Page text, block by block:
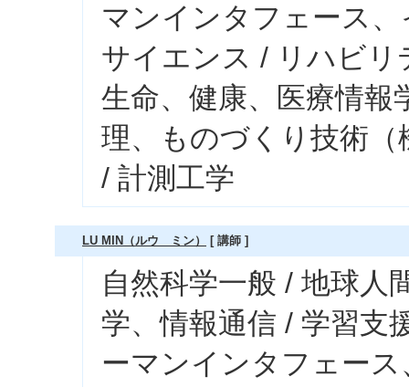
マンインタフェース
サイエンス / リハビリ
生命、健康、医療情報
理、ものづくり技術（
/ 計測工学
LU MIN（ルウ ミン） [ 講師 ]
自然科学一般 / 地球人
学、情報通信 / 学習支
ーマンインタフェー